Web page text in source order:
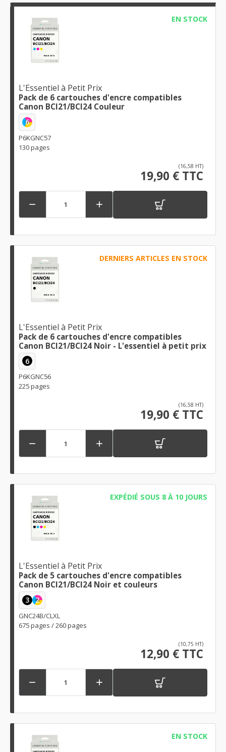
EN STOCK
L'Essentiel à Petit Prix
Pack de 6 cartouches d'encre compatibles
Canon BCI21/BCI24 Couleur
6
P6KGNC57
130 pages
(16,58 HT)
19,90 € TTC
 
DERNIERS ARTICLES EN STOCK
L'Essentiel à Petit Prix
Pack de 6 cartouches d'encre compatibles
Canon BCI21/BCI24 Noir - L'essentiel à petit prix
6
P6KGNC56
225 pages
(16,58 HT)
19,90 € TTC
 
EXPÉDIÉ SOUS 8 À 10 JOURS
L'Essentiel à Petit Prix
Pack de 5 cartouches d'encre compatibles
Canon BCI21/BCI24 Noir et couleurs
3 2
GNC24B/CLXL
675 pages / 260 pages
(10,75 HT)
12,90 € TTC
 
EN STOCK